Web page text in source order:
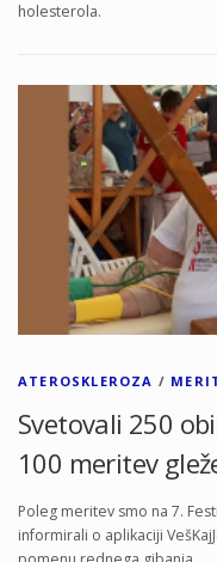
holesterola.
ATEROSKLEROZA /
Svetovali 250
100 meritev
Poleg meritev smo na 7.
informirali o aplikaciji